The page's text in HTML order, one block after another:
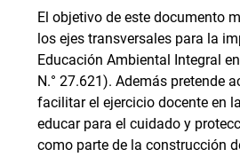
El objetivo de este documento
los ejes transversales para la
Educación Ambiental Integral
N.° 27.621). Además pretende
facilitar el ejercicio docente en
educar para el cuidado y
como parte de la construcción